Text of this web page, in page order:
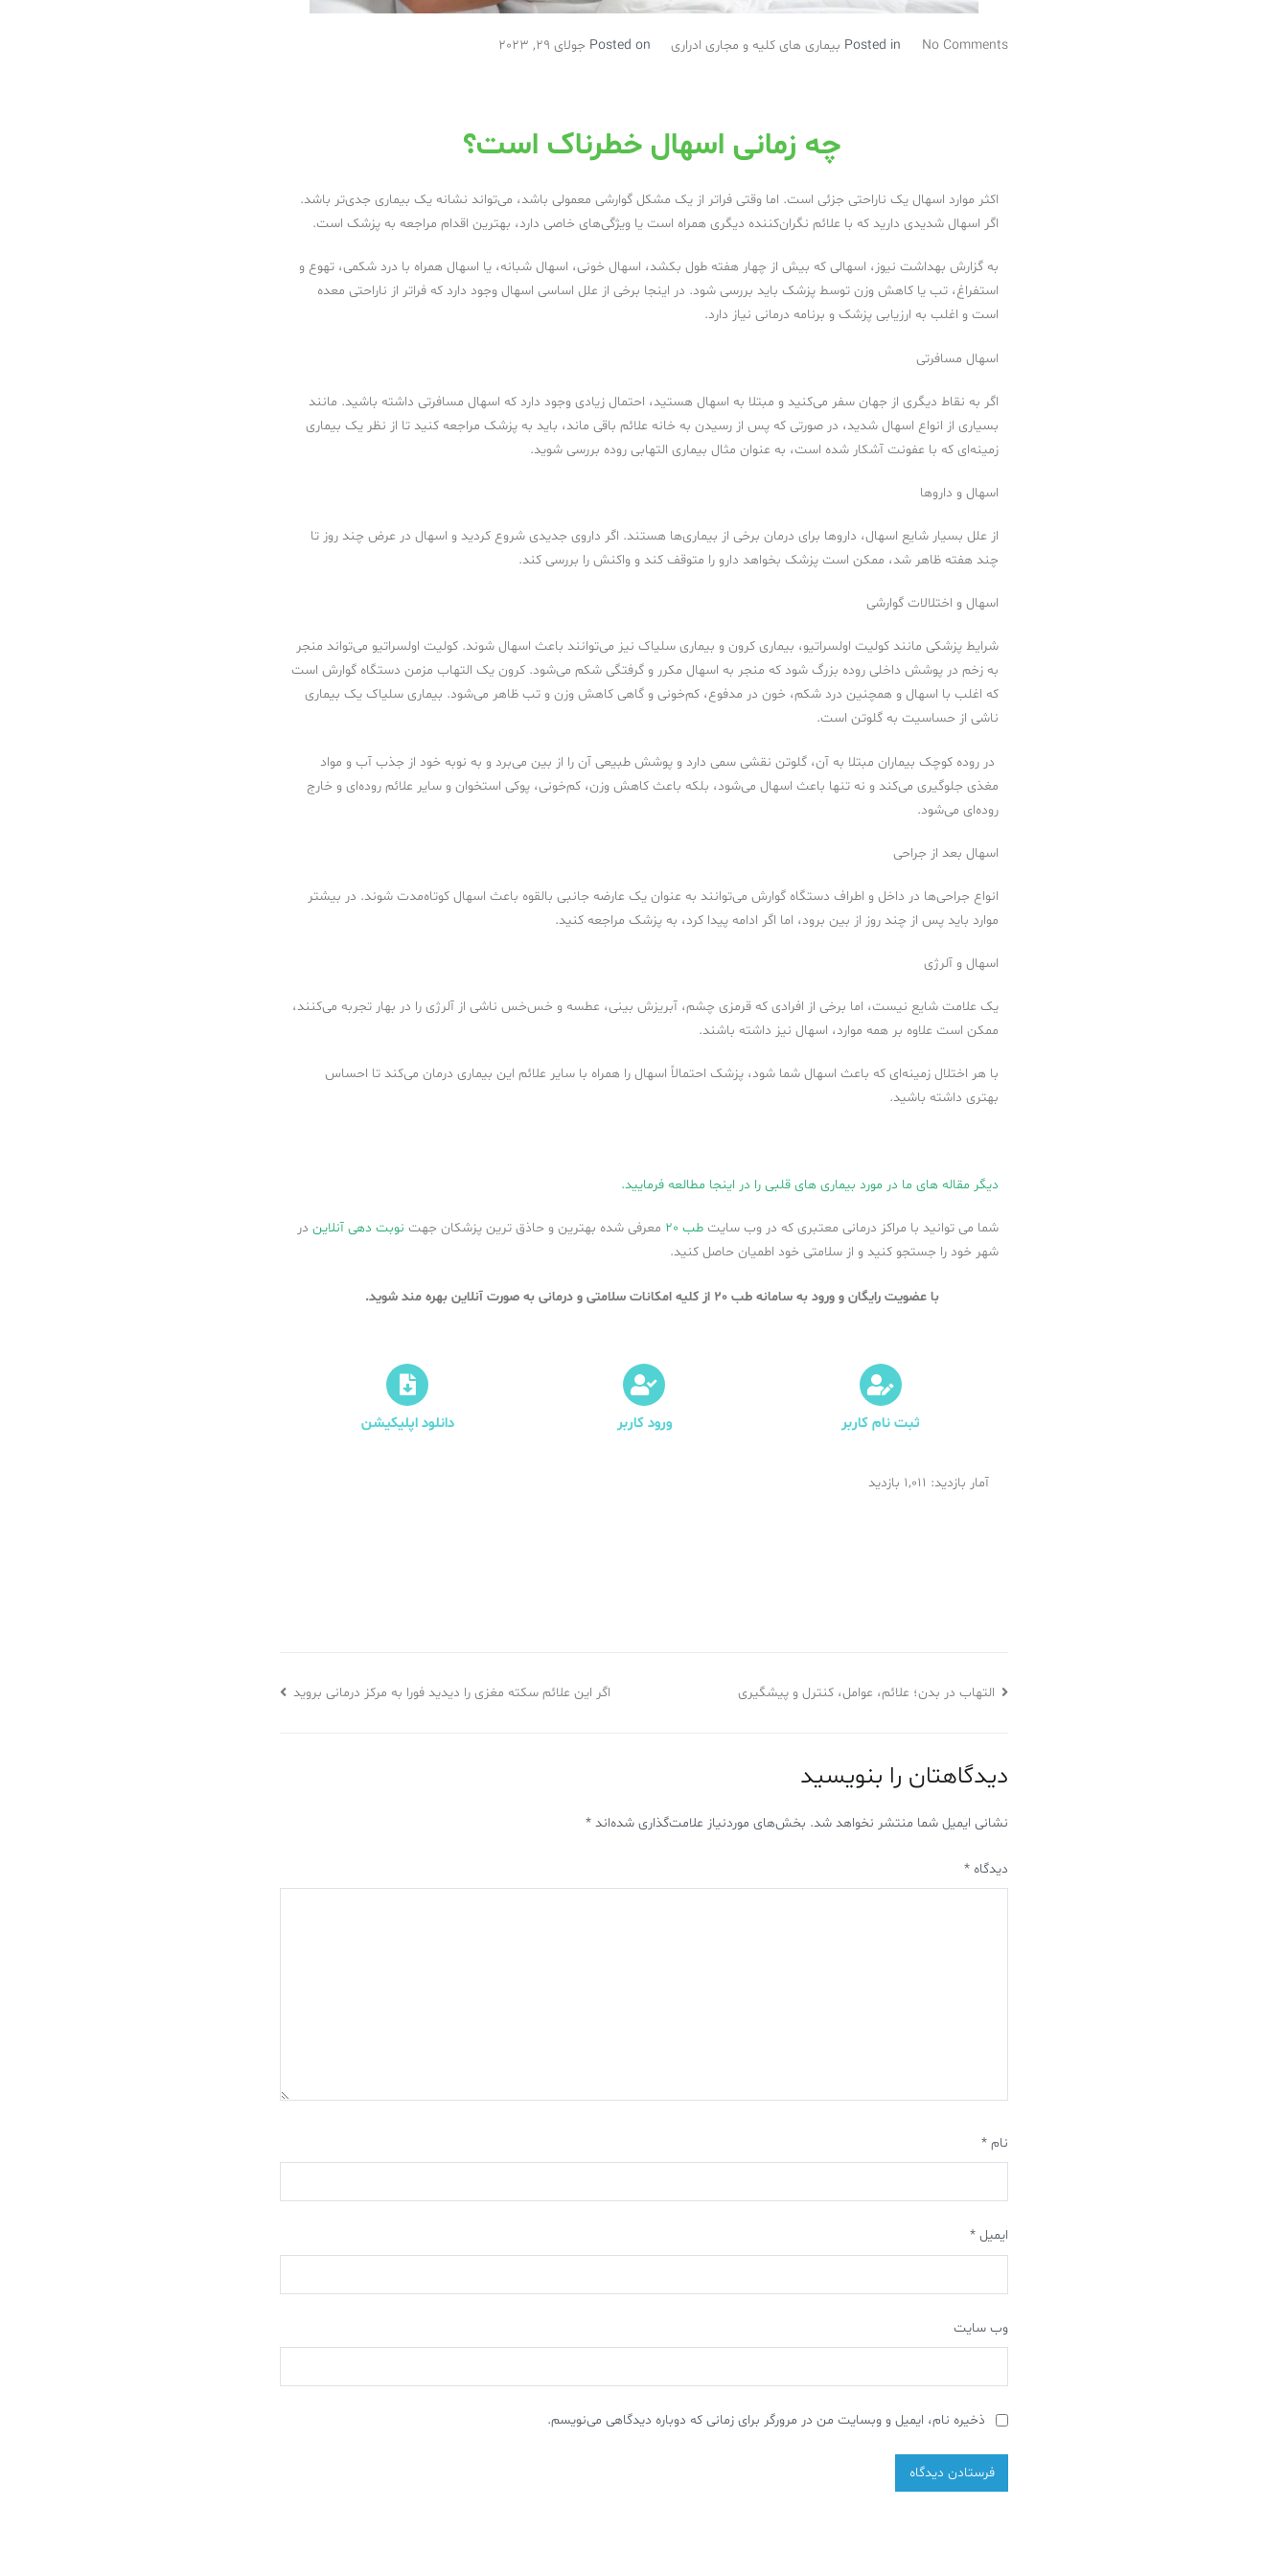
No Comments
Posted in بیماری های کلیه و مجاری ادراری Posted on جولای 29, 2023
چه زمانی اسهال خطرناک است؟
اکثر موارد اسهال یک ناراحتی جزئی است. اما وقتی فراتر از یک مشکل گوارشی معمولی باشد، می‌تواند نشانه یک بیماری جدی‌تر باشد.
اگر اسهال شدیدی دارید که با علائم نگران‌کننده دیگری همراه است یا ویژگی‌های خاصی دارد، بهترین اقدام مراجعه به پزشک است.
به گزارش بهداشت نیوز، اسهالی که بیش از چهار هفته طول بکشد، اسهال خونی، اسهال شبانه، یا اسهال همراه با درد شکمی، تهوع و
استفراغ، تب یا کاهش وزن توسط پزشک باید بررسی شود. در اینجا برخی از علل اساسی اسهال وجود دارد که فراتر از ناراحتی معده
است و اغلب به ارزیابی پزشک و برنامه درمانی نیاز دارد.
اسهال مسافرتی
اگر به نقاط دیگری از جهان سفر می‌کنید و مبتلا به اسهال هستید، احتمال زیادی وجود دارد که اسهال مسافرتی داشته باشید. مانند
بسیاری از انواع اسهال شدید، در صورتی که پس از رسیدن به خانه علائم باقی ماند، باید به پزشک مراجعه کنید تا از نظر یک بیماری
زمینه‌ای که با عفونت آشکار شده است، به عنوان مثال بیماری التهابی روده بررسی شوید.
اسهال و داروها
از علل بسیار شایع اسهال، داروها برای درمان برخی از بیماری‌ها هستند. اگر داروی جدیدی شروع کردید و اسهال در عرض چند روز تا
چند هفته ظاهر شد، ممکن است پزشک بخواهد دارو را متوقف کند و واکنش را بررسی کند.
اسهال و اختلالات گوارشی
شرایط پزشکی مانند کولیت اولسراتیو، بیماری کرون و بیماری سلیاک نیز می‌توانند باعث اسهال شوند. کولیت اولسراتیو می‌تواند منجر
به زخم در پوشش داخلی روده بزرگ شود که منجر به اسهال مکرر و گرفتگی شکم می‌شود. کرون یک التهاب مزمن دستگاه گوارش است
که اغلب با اسهال و همچنین درد شکم، خون در مدفوع، کم‌خونی و گاهی کاهش وزن و تب ظاهر می‌شود. بیماری سلیاک یک بیماری
ناشی از حساسیت به گلوتن است.
در روده کوچک بیماران مبتلا به آن، گلوتن نقشی سمی دارد و پوشش طبیعی آن را از بین می‌برد و به نوبه خود از جذب آب و مواد
مغذی جلوگیری می‌کند و نه تنها باعث اسهال می‌شود، بلکه باعث کاهش وزن، کم‌خونی، پوکی استخوان و سایر علائم روده‌ای و خارج
روده‌ای می‌شود.
اسهال بعد از جراحی
انواع جراحی‌ها در داخل و اطراف دستگاه گوارش می‌توانند به عنوان یک عارضه جانبی بالقوه باعث اسهال کوتاه‌مدت شوند. در بیشتر
موارد باید پس از چند روز از بین برود، اما اگر ادامه پیدا کرد، به پزشک مراجعه کنید.
اسهال و آلرژی
یک علامت شایع نیست، اما برخی از افرادی که قرمزی چشم، آبریزش بینی، عطسه و خس‌خس ناشی از آلرژی را در بهار تجربه می‌کنند،
ممکن است علاوه بر همه موارد، اسهال نیز داشته باشند.
با هر اختلال زمینه‌ای که باعث اسهال شما شود، پزشک احتمالاً اسهال را همراه با سایر علائم این بیماری درمان می‌کند تا احساس
بهتری داشته باشید.
دیگر مقاله های ما در مورد بیماری های قلبی را در اینجا مطالعه فرمایید.
شما می توانید با مراکز درمانی معتبری که در وب سایت طب 20 معرفی شده بهترین و حاذق ترین پزشکان جهت نوبت دهی آنلاین در
شهر خود را جستجو کنید و از سلامتی خود اطمیان حاصل کنید.
با عضویت رایگان و ورود به سامانه طب 20 از کلیه امکانات سلامتی و درمانی به صورت آنلاین بهره مند شوید.
ثبت نام کاربر ورود کاربر دانلود اپلیکیشن
آمار بازدید: 1,011 بازدید
التهاب در بدن؛ علائم، عوامل، کنترل و پیشگیری اگر این علائم سکته مغزی را دیدید فورا به مرکز درمانی بروید
دیدگاهتان را بنویسید
نشانی ایمیل شما منتشر نخواهد شد. بخش‌های موردنیاز علامت‌گذاری شده‌اند *
دیدگاه *
نام *
ایمیل *
وب‌ سایت
ذخیره نام، ایمیل و وبسایت من در مرورگر برای زمانی که دوباره دیدگاهی می‌نویسم.